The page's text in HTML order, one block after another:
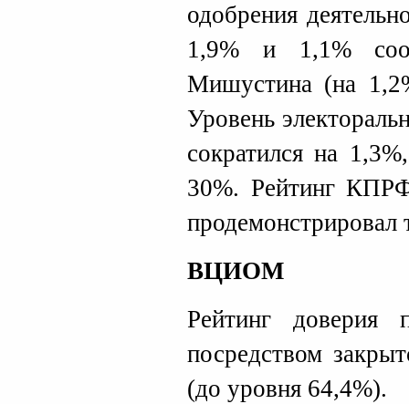
одобрения
1,9% и 1,1%
Мишустина (на
Уровень
сократился на
30%. Рейтинг
продемонстрировал
ВЦИОМ
Рейтинг доверия
посредством
(до уровня 64,4%).